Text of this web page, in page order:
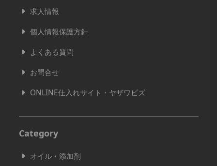
求人情報
個人情報保護方針
よくある質問
お問合せ
ONLINE仕入れサイト・ヤザワビズ
Category
オイル・添加剤